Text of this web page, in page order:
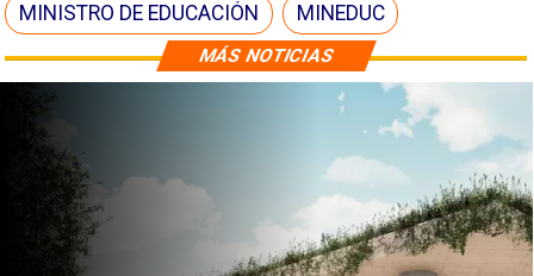
MÁS NOTICIAS
MINISTRO DE EDUCACIÓN
MINEDUC